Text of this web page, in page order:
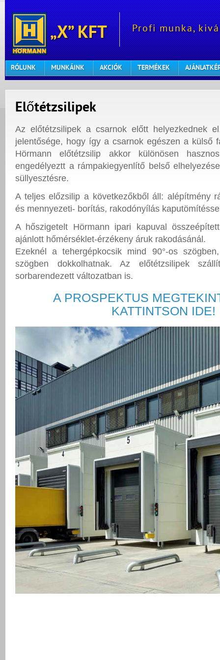
„X” KFT Profi munka,
RÓLUNK MUNKÁINK AKCIÓK TERMÉKEK
Előtétzsilipek
Az előtétzsilipek a csarnok előtt helyezkednek
jelentősége, hogy így a csarnok egészen a külső
Hörmann előtétzsilip akkor különösen
engedélyeztt a rámpakiegyenlítő belső
süllyesztésre.
A teljes előzsilip a következőkből áll: alépítmény
és mennyezeti- borítás, rakodónyílás
A hőszigetelt Hörmann ipari kapuval
ajánlott hőmérséklet-érzékeny áruk rakodásánál.
Ezeknél a tehergépkocsik mind 90°-os
szögben dokkolhatnak. Az előtétzsilipek
sorbarendezett változatban is.
A PROSPEKTUS
KATTINTSON IDE!